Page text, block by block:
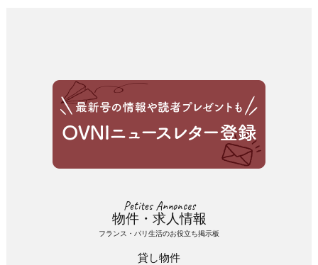
Petites Annonces
物件・求人情報
フランス・パリ生活のお役立ち掲示板
貸し物件